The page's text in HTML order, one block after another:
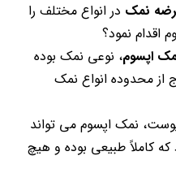
نمک در انواع مختلف را
اقدام نمود؟
اپسوم، نوعی نمک بوده
محدوده انواع نمک
نمک اپسوم می تواند
که کاملاً طبیعی بوده و هیچ